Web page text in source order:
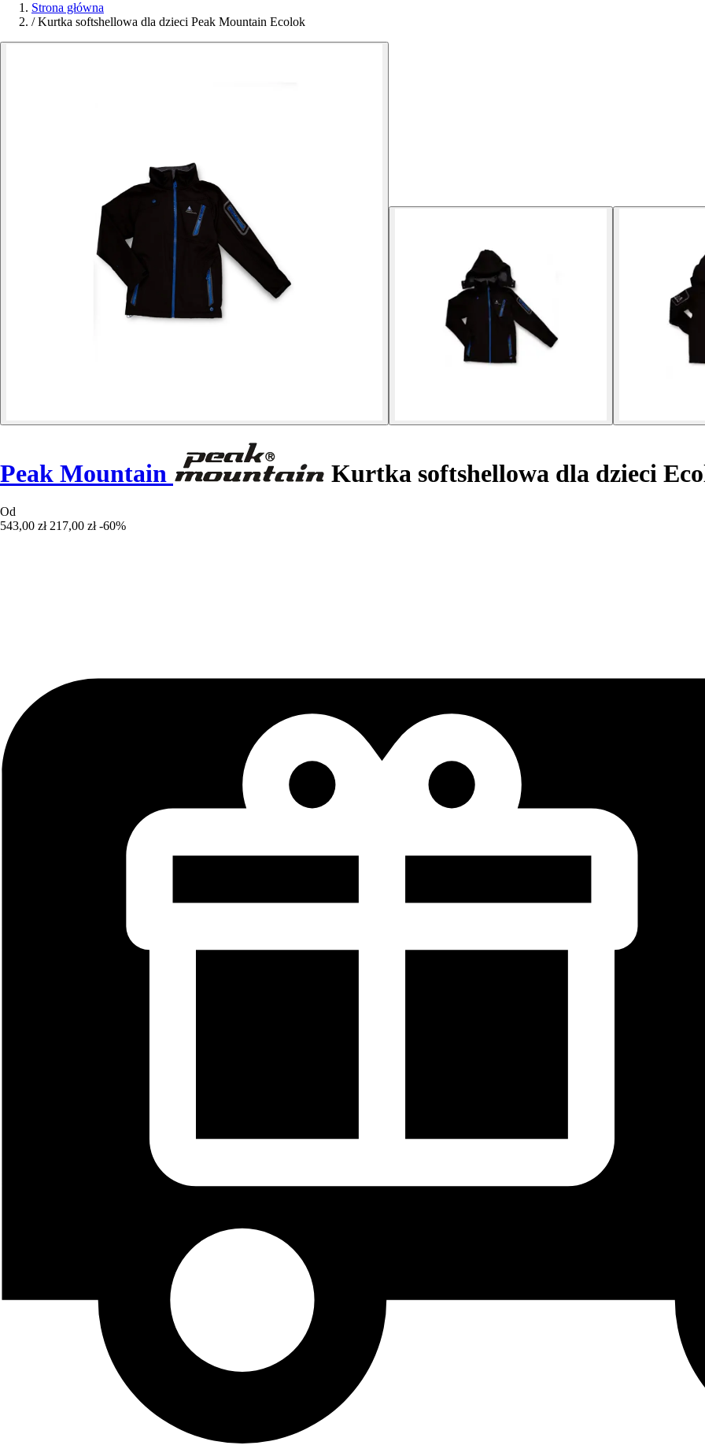
Strona główna
/ Kurtka softshellowa dla dzieci Peak Mountain Ecolok
Peak Mountain Kurtka softshellowa dla dzieci
Od
543,00 zł 217,00 zł -60%